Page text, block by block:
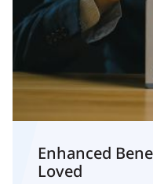
Enhanced
Loved